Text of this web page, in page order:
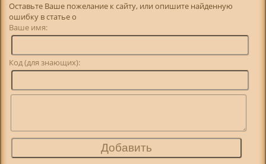
Оставьте Ваше пожелание к сайту, или опишите найденную
ошибку в статье о
Ваше имя:
Код (для знающих):